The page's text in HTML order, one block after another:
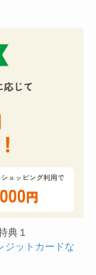
典１
ジットカードな